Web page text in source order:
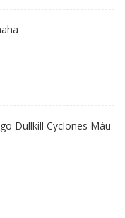
Dullkill Cyclones Màu